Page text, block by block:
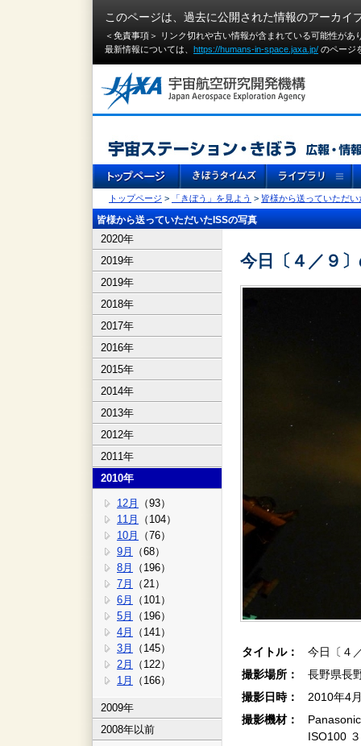
このページは、過去に公開された情報のアーカイ
＜免責事項＞ リンク切れや古い情報が含まれている可能性が
最新情報については、 https://humans-in-space.jaxa.jp/ のページ
トップページ > 「きぼう」を見よう > 皆様から送っていただい
皆様から送っていただいたISSの写真
2020年
2019年
2019年
2018年
2017年
2016年
2015年
2014年
2013年
2012年
2011年
2010年
12月
（93）
11月
（104）
10月
（76）
9月
（68）
8月
（196）
7月
（21）
6月
（101）
5月
（196）
4月
（141）
3月
（145）
2月
（122）
1月
（166）
2009年
2008年以前
今日〔４／９
タイトル：
今日〔４
撮影場所：
長野県長
撮影日時：
2010年4
撮影機材：
ISO100